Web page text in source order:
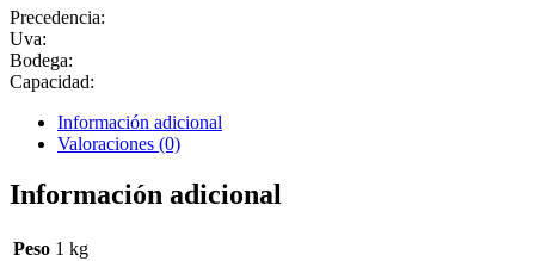
Precedencia:
Uva:
Bodega:
Capacidad:
Información adicional
Valoraciones (0)
Información adicional
Peso 1 kg